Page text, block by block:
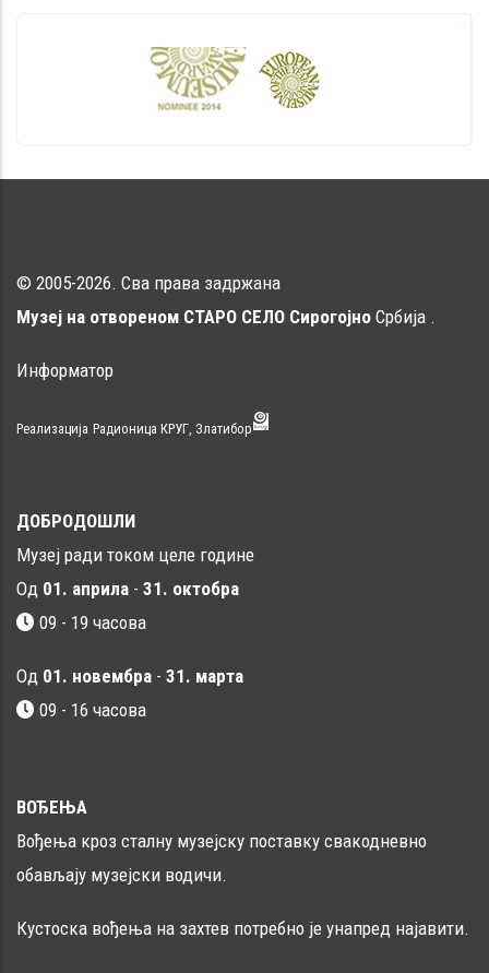
© 2005-2026. Сва права задржана
Музеј на отвореном СТАРО СЕЛО Сирогојно Србија .
Информатор
Реализација Радионица КРУГ, Златибор
ДОБРОДОШЛИ
Музеј ради током целе године
Од 01. априла - 31. октобра
09 - 19 часова
Од 01. новембра - 31. марта
09 - 16 часовa
ВОЂЕЊА
Вођења кроз сталну музејску поставку свакодневно
обављају музејски водичи.
Кустоска вођења на захтев потребно је унапред најавити.